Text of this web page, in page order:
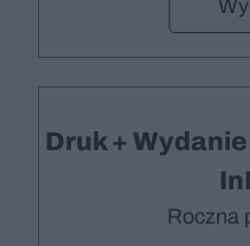
Druk +
Roczna